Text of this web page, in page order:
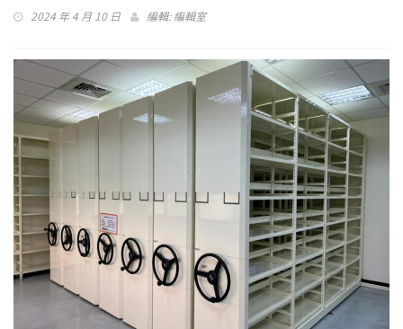
2024 年 4 月 10 日 編輯:編輯室